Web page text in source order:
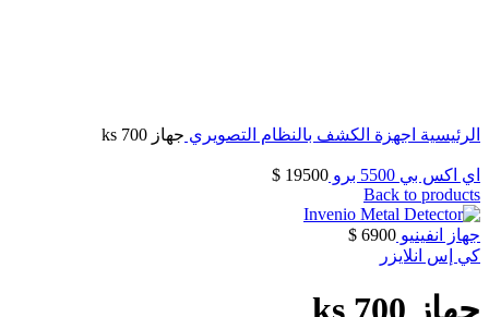
الرئيسية اجهزة الكشف بالنظام التصويري جهاز ks 700
اي اكس بي 5500 برو 19500
$
Back to products
جهاز انفينيو 6900
$
كي إس انلايزر